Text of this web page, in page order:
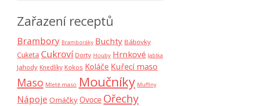
Zařazení receptů
Brambory Bramboráky Buchty Bábovky
Cuketa Cukroví Dorty Houby Hrnkové Jablka
Jahody Knedlíky Kokos Koláče Kuřecí maso
Maso Mleté maso Moučníky Muffiny
Nápoje Omáčky Ovoce Ořechy